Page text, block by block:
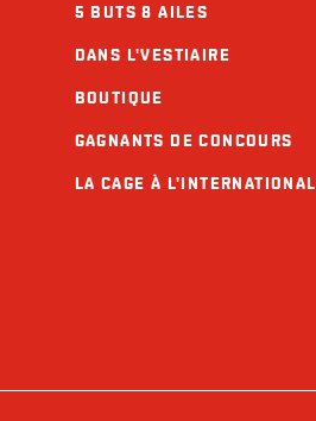
5 BUTS 8 AILES
DANS L'VESTIAIRE
BOUTIQUE
GAGNANTS DE CONCOURS
LA CAGE À L'INTERNATIONAL